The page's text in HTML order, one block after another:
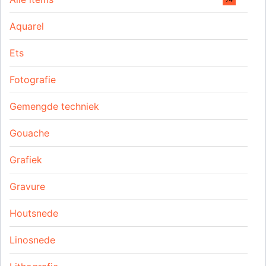
Aquarel
Ets
Fotografie
Gemengde techniek
Gouache
Grafiek
Gravure
Houtsnede
Linosnede